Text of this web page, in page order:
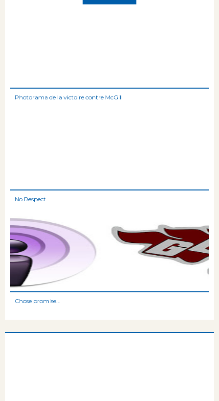
Photorama de la victoire contre McGill
No Respect
Chose promise...